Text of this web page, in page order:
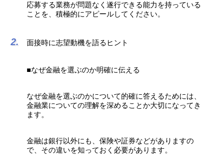
応募する業務が問題なく遂行できる能力を持っている
ことを、積極的にアピールしてください。
面接時に志望動機を語るヒント
■なぜ金融を選ぶのか明確に伝える
なぜ金融を選ぶのかについて的確に答えるためには、
金融業についての理解を深めることか大切になってき
ます。
金融は銀行以外にも、保険や証券などがありますの
で、その違いを知っておく必要があります。